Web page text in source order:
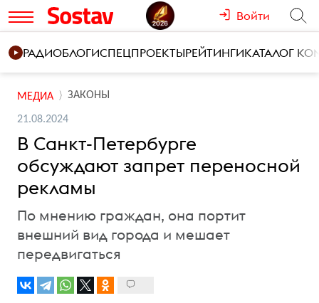
Войти
РАДИОБЛОГИСПЕЦПРОЕКТЫРЕЙТИНГИКАТАЛОГ
МЕДИА ЗАКОНЫ
21.08.2024
В Санкт-Петербурге
обсуждают запрет переносной
рекламы
По мнению граждан, она портит
внешний вид города и мешает
передвигаться